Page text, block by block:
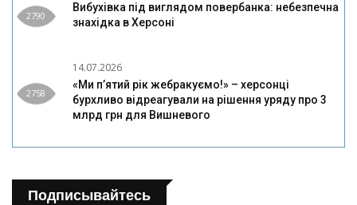
2790
Вибухівка під виглядом повербанка: небезпечна
знахідка в Херсоні
2758
14.07.2026
«Ми п’ятий рік жебракуємо!» – херсонці
бурхливо відреагували на рішення уряду про 3
млрд грн для Вишневого
Подписывайтесь